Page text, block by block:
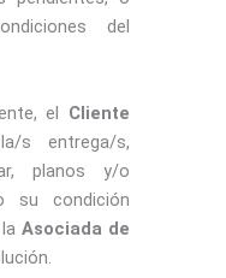
del
el Cliente
s entrega/s,
planos y/o
su condición
laAsociada de